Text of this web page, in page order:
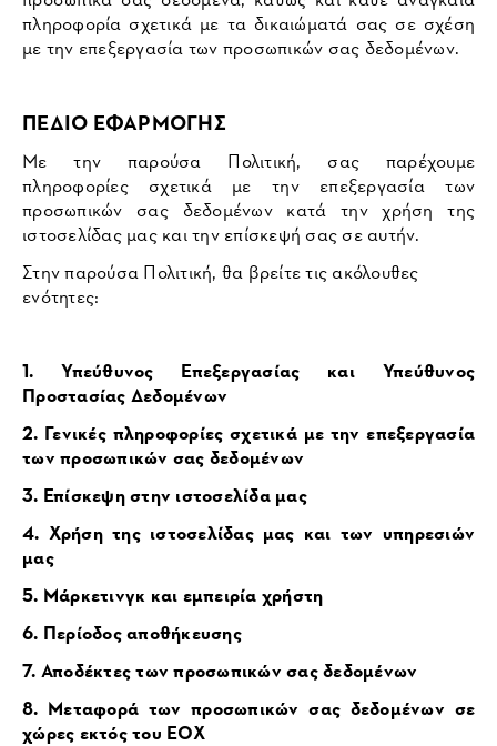
πληροφορία σχετικά με τα δικαιώματά σας σε σχέση
με την επεξεργασία των προσωπικών σας δεδομένων.
ΠΕΔΙΟ ΕΦΑΡΜΟΓΗΣ
Με την παρούσα Πολιτική, σας παρέχουμε
πληροφορίες σχετικά με την επεξεργασία των
προσωπικών σας δεδομένων κατά την χρήση της
ιστοσελίδας μας και την επίσκεψή σας σε αυτήν.
Στην παρούσα Πολιτική, θα βρείτε τις ακόλουθες
ενότητες:
1. Υπεύθυνος Επεξεργασίας και Υπεύθυνος
Προστασίας Δεδομένων
2. Γενικές πληροφορίες σχετικά με την επεξεργασία
των προσωπικών σας δεδομένων
3. Επίσκεψη στην ιστοσελίδα μας
4. Χρήση της ιστοσελίδας μας και των υπηρεσιών
μας
5. Μάρκετινγκ και εμπειρία χρήστη
6. Περίοδος αποθήκευσης
7. Αποδέκτες των προσωπικών σας δεδομένων
8. Μεταφορά των προσωπικών σας δεδομένων σε
χώρες εκτός του ΕΟΧ